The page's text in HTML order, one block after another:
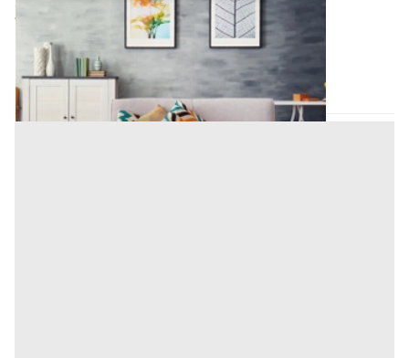
Teolo (Padova)
737 € 983 €
Codice asta:2b1858d3